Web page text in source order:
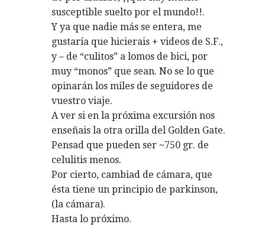
susceptible suelto por el mundo!!.
Y ya que nadie más se entera, me
gustaría que hicierais + videos de S.F.,
y – de “culitos” a lomos de bici, por
muy “monos” que sean. No se lo que
opinarán los miles de seguidores de
vuestro viaje.
A ver si en la próxima excursión nos
enseñais la otra orilla del Golden Gate.
Pensad que pueden ser ~750 gr. de
celulitis menos.
Por cierto, cambiad de cámara, que
ésta tiene un principio de parkinson,
(la cámara).
Hasta lo próximo.